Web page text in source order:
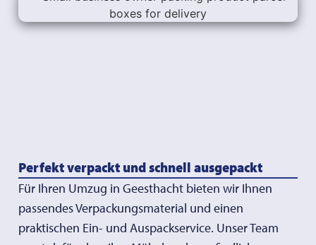
Perfekt verpackt und schnell ausgepackt
Für Ihren Umzug in Geesthacht bieten wir Ihnen
passendes Verpackungsmaterial und einen
praktischen Ein- und Auspackservice. Unser Team